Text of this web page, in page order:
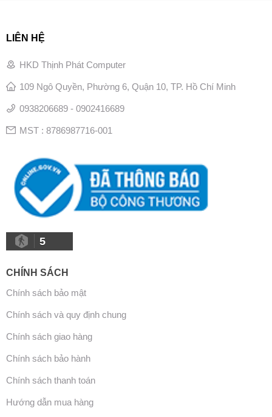
LIÊN HỆ
HKD Thịnh Phát Computer
109 Ngô Quyền, Phường 6, Quận 10, TP. Hồ Chí Minh
0938206689 - 0902416689
MST : 8786987716-001
5
CHÍNH SÁCH
Chính sách bảo mật
Chính sách và quy định chung
Chính sách giao hàng
Chính sách bảo hành
Chính sách thanh toán
Hướng dẫn mua hàng